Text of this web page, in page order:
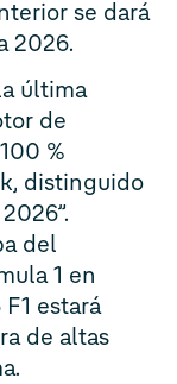
se dará
2026.
última
de
%
distinguido
del
1 en
estará
de altas